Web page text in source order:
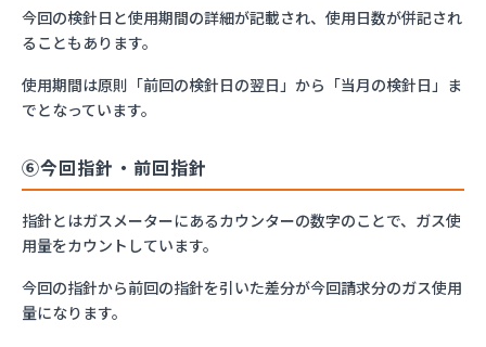
今回の検針日と使用期間の詳細が記載され、使用日数が併記され
ることもあります。
使用期間は原則「前回の検針日の翌日」から「当月の検針日」ま
でとなっています。
⑥今回指針・前回指針
指針とはガスメーターにあるカウンターの数字のことで、ガス使
用量をカウントしています。
今回の指針から前回の指針を引いた差分が今回請求分のガス使用
量になります。